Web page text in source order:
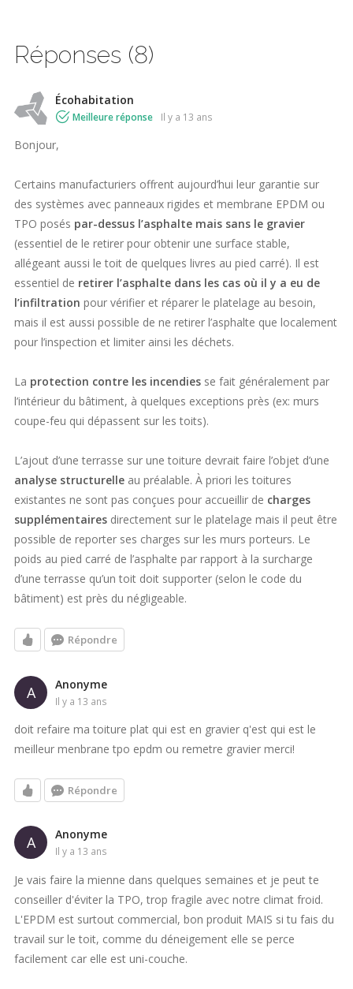
Réponses (8)
Écohabitation
Meilleure réponse il y a 13 ans
Bonjour,
Certains manufacturiers offrent aujourd’hui leur garantie sur
des systèmes avec panneaux rigides et membrane EPDM ou
TPO posés par-dessus l’asphalte mais sans le gravier
(essentiel de le retirer pour obtenir une surface stable,
allégeant aussi le toit de quelques livres au pied carré). Il est
essentiel de retirer l’asphalte dans les cas où il y a eu de
l’infiltration pour vérifier et réparer le platelage au besoin,
mais il est aussi possible de ne retirer l’asphalte que localement
pour l’inspection et limiter ainsi les déchets.
La protection contre les incendies se fait généralement par
l’intérieur du bâtiment, à quelques exceptions près (ex: murs
coupe-feu qui dépassent sur les toits).
L’ajout d’une terrasse sur une toiture devrait faire l’objet d’une
analyse structurelle au préalable. À priori les toitures
existantes ne sont pas conçues pour accueillir de charges
supplémentaires directement sur le platelage mais il peut être
possible de reporter ses charges sur les murs porteurs. Le
poids au pied carré de l’asphalte par rapport à la surcharge
d’une terrasse qu’un toit doit supporter (selon le code du
bâtiment) est près du négligeable.
Répondre
A Anonyme
il y a 13 ans
doit refaire ma toiture plat qui est en gravier q'est qui est le
meilleur menbrane tpo epdm ou remetre gravier merci!
Répondre
A Anonyme
il y a 13 ans
Je vais faire la mienne dans quelques semaines et je peut te
conseiller d'éviter la TPO, trop fragile avec notre climat froid.
L'EPDM est surtout commercial, bon produit MAIS si tu fais du
travail sur le toit, comme du déneigement elle se perce
facilement car elle est uni-couche.